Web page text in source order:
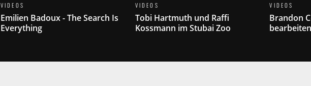
VIDEOS
Emilien Badoux - The Search Is
Everything
VIDEOS
Tobi Hartmuth und Raffi
Kossmann im Stubai Zoo
VIDEOS
Brandon